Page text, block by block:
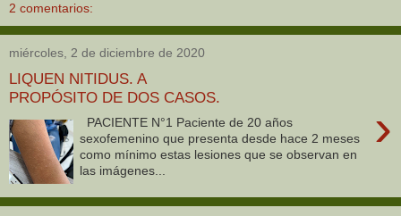
2 comentarios:
miércoles, 2 de diciembre de 2020
LIQUEN NITIDUS. A
PROPÓSITO DE DOS CASOS.
›
PACIENTE N°1 Paciente de 20 años
sexofemenino que presenta desde hace 2 meses
como mínimo estas lesiones que se observan en
las imágenes...